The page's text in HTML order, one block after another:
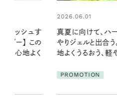
が香るひん
い季節に心
なボディケ
2026.06.01
暑い夏のナイトルー
える夜の爽やかご